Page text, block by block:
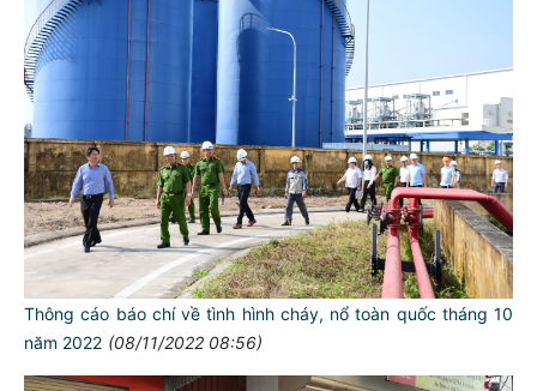
Thông cáo báo chí về tình hình cháy, nổ toàn quốc tháng 10
năm 2022 (08/11/2022 08:56)